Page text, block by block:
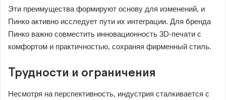
Эти преимущества формируют основу для изменений, и
Пинко активно исследует пути их интеграции. Для бренда
Пинко важно совместить инновационность 3D-печати с
комфортом и практичностью, сохраняя фирменный стиль.
Трудности и ограничения
Несмотря на перспективность, индустрия сталкивается с